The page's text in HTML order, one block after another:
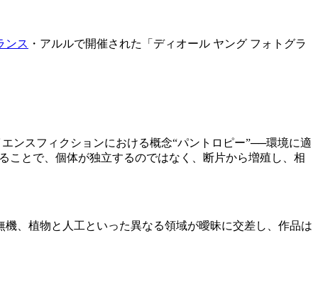
ンス ・アルルで開催された「ディオール ヤング フォトグラ
ンスフィクションにおける概念“パントロピー”──環境に適
ことで、個体が独立するのではなく、断片から増殖し、相
、植物と人工といった異なる領域が曖昧に交差し、作品は